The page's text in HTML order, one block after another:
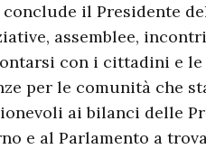
il Presidente
assemblee,
con i cittadini e
per le comunità che
ai bilanci delle
e al Parlamento a